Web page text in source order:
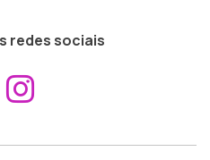
redes sociais
Aceder ao